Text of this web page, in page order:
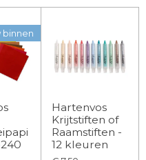
binnen
240
Hartenvos
Krijtstiften of
Raamstiften -
12 kleuren